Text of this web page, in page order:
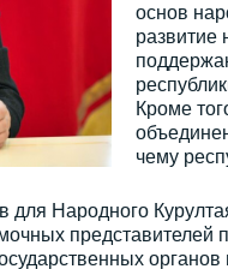
основ
развитие
Кроме
чему
для Народного
представителей